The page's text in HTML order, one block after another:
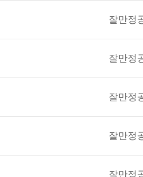
잘만정
잘만정
잘만정
잘만정
잘만정